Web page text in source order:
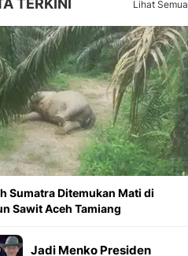
TERKINI Lihat Semua
Sumatra Ditemukan Mati di
Sawit Aceh Tamiang
Jadi Menko Presiden